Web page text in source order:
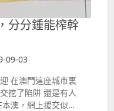
加重詐騙案押後再
任一些比較有信譽度
度高的公司，還是會
公司就靠著公司的聲
後公司以ldquo;保本
。 曾有地產公司涉
料，客人在兌換利
。 由於該司負
議庭聽取部分事主
鋪自取 店鋪地址 澳
B座
分分鍾能榨幹
09-03
在澳門這座城市裏
挖了陷阱 還是有人
澳，網上援交似乎